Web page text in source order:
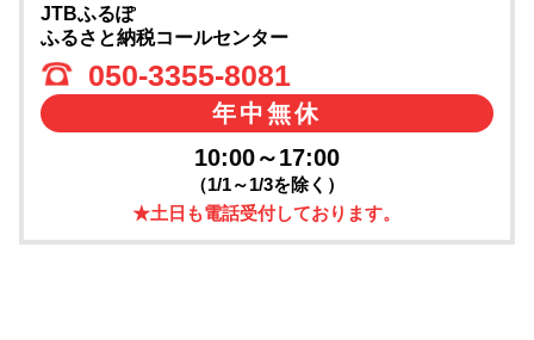
JTBふるぽ
ふるさと納税コールセンター
050-3355-8081
年中無休
10:00～17:00
（1/1～1/3を除く）
★土日も電話受付しております。